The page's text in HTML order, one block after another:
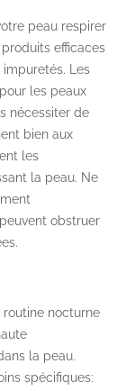
peau respirer
efficaces
Les
les peaux
nécessiter de
bien aux
les
la peau. Ne
obstruer
nocturne
la peau.
spécifiques: